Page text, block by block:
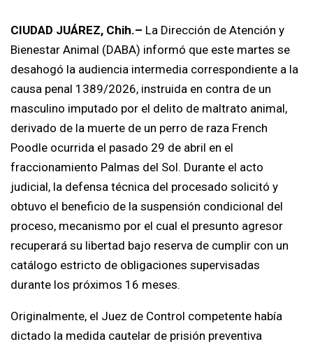
CIUDAD JUÁREZ, Chih.– La Dirección de Atención y
Bienestar Animal (DABA) informó que este martes se
desahogó la audiencia intermedia correspondiente a la
causa penal 1389/2026, instruida en contra de un
masculino imputado por el delito de maltrato animal,
derivado de la muerte de un perro de raza French
Poodle ocurrida el pasado 29 de abril en el
fraccionamiento Palmas del Sol. Durante el acto
judicial, la defensa técnica del procesado solicitó y
obtuvo el beneficio de la suspensión condicional del
proceso, mecanismo por el cual el presunto agresor
recuperará su libertad bajo reserva de cumplir con un
catálogo estricto de obligaciones supervisadas
durante los próximos 16 meses.
Originalmente, el Juez de Control competente había
dictado la medida cautelar de prisión preventiva